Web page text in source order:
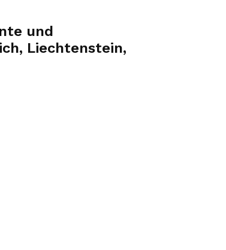
und
Liechtenstein,